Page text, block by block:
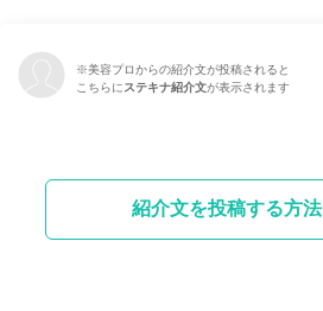
※美容プロからの紹介文が投稿されると
こちらにステキナ紹介文が表示されます
紹介文を投稿する方法